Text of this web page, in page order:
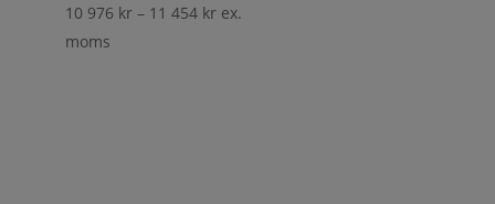
10 976 kr – 11 454 krPrisintervall:
ex.
moms